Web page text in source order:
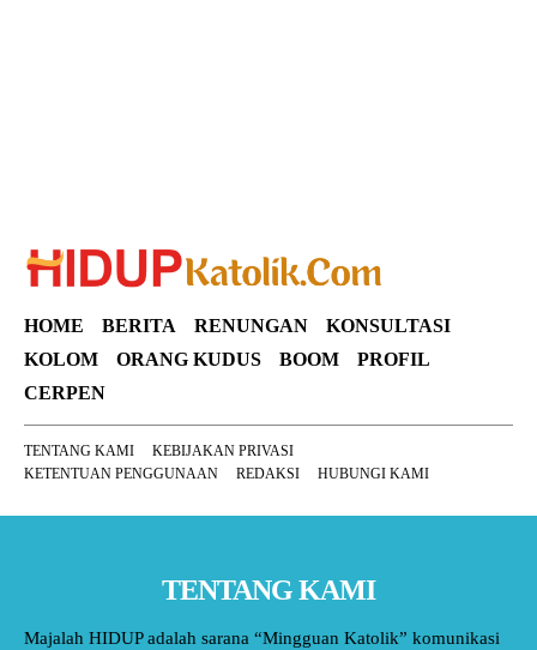
HOME BERITA RENUNGAN
KONSULTASI
KOLOM
ORANG KUDUS BOOM
PROFIL
CERPEN
TENTANG KAMI
KEBIJAKAN PRIVASI
KETENTUAN PENGGUNAAN
REDAKSI HUBUNGI KAMI
TENTANG KAMI
Majalah HIDUP adalah sarana “Mingguan Katolik” komunikasi